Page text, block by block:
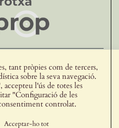
de delit
tant pròpies com de tercers,
sobre la seva navegació.
l'ús de totes les
"Configuració de les
controlat.
Acceptar-ho tot